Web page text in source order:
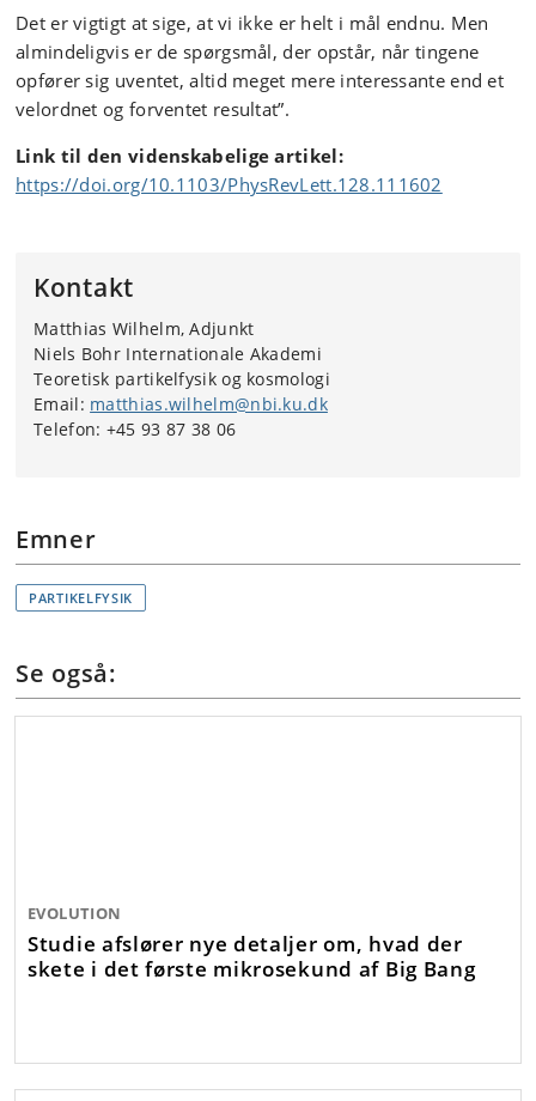
Det er vigtigt at sige, at vi ikke er helt i mål endnu. Men
almindeligvis er de spørgsmål, der opstår, når tingene
opfører sig uventet, altid meget mere interessante end et
velordnet og forventet resultat”.
Link til den videnskabelige artikel:
https://doi.org/10.1103/PhysRevLett.128.111602
Kontakt
Matthias Wilhelm, Adjunkt
Niels Bohr Internationale Akademi
Teoretisk partikelfysik og kosmologi
Email: matthias.wilhelm@nbi.ku.dk
Telefon: +45 93 87 38 06
Emner
PARTIKELFYSIK
Se også:
EVOLUTION
Studie afslører nye detaljer om, hvad der
skete i det første mikrosekund af Big Bang